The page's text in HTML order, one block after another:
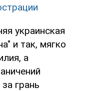
украинская
и так, мягко
а
грань